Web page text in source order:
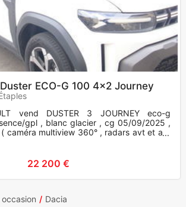
ECO-G 100 4x2 Journey
vend DUSTER 3 JOURNEY eco-g
gpl , blanc glacier , cg 05/09/2025 ,
caméra multiview 360° , radars avt et ar ,
22 200 €
Dacia